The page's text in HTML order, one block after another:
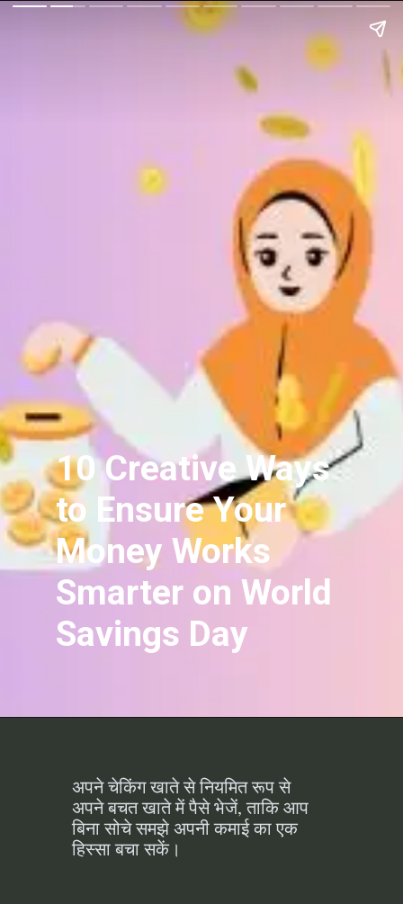
10 Creative Ways
to Ensure Your
Money Works
Smarter on World
Savings Day
अपने चेकिंग खाते से नियमित रूप से
अपने बचत खाते में पैसे भेजें, ताकि आप
बिना सोचे समझे अपनी कमाई का एक
हिस्सा बचा सकें।